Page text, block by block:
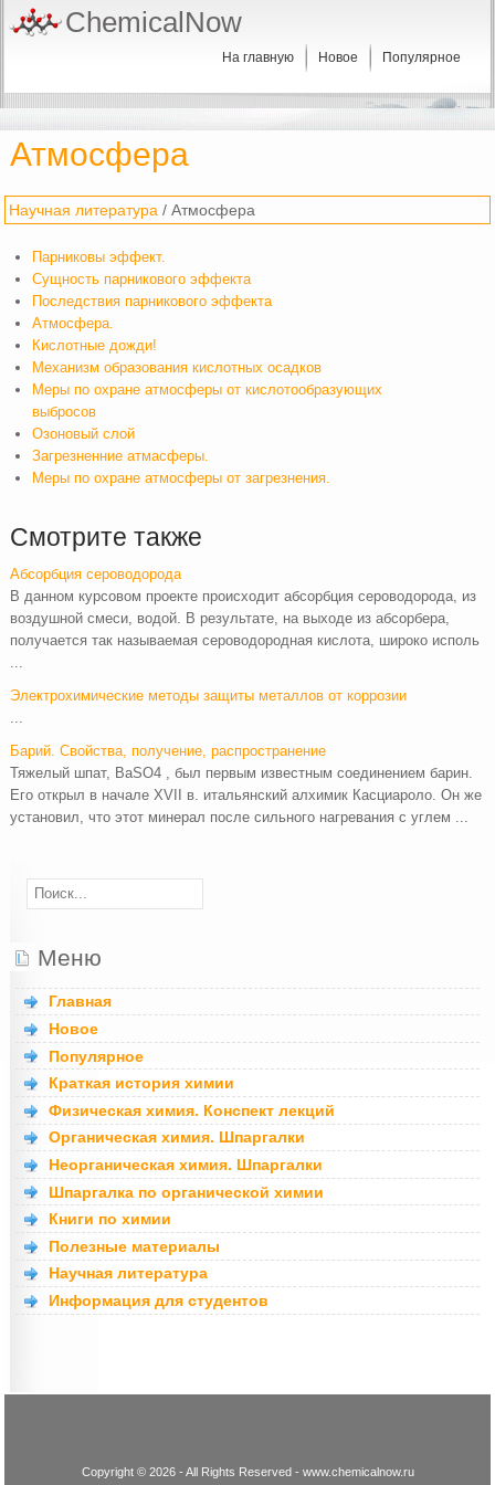
ChemicalNow
На главную Новое Популярное
Атмосфера
Научная литература / Атмосфера
Парниковы эффект.
Сущность парникового эффекта
Последствия парникового эффекта
Атмосфера.
Кислотные дожди!
Механизм образования кислотных осадков
Меры по охране атмосферы от кислотообразующих
выбросов
Озоновый слой
Загрезненние атмасферы.
Меры по охране атмосферы от загрезнения.
Смотрите также
Абсорбция сероводорода
В данном курсовом проекте происходит абсорбция сероводорода, из
воздушной смеси, водой. В результате, на выходе из абсорбера,
получается так называемая сероводородная кислота, широко исполь
...
Электрохимические методы защиты металлов от коррозии
...
Барий. Свойства, получение, распространение
Тяжелый шпат, BaSO4 , был первым известным соединением барин.
Его открыл в начале XVII в. итальянский алхимик Касциароло. Он же
установил, что этот минерал после сильного нагревания с углем ...
Меню
Главная
Новое
Популярное
Краткая история химии
Физическая химия. Конспект лекций
Органическая химия. Шпаргалки
Неорганическая химия. Шпаргалки
Шпаргалка по органической химии
Книги по химии
Полезные материалы
Научная литература
Информация для студентов
Copyright © 2026 - All Rights Reserved - www.chemicalnow.ru